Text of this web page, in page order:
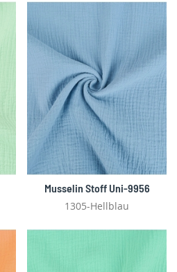
Musselin Stoff Uni-9956
1305-Hellblau